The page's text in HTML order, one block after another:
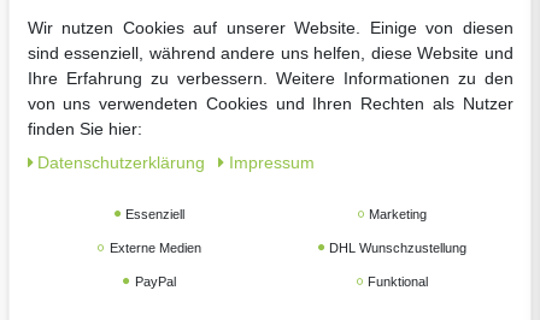
Wir nutzen Cookies auf unserer Website. Einige von diesen
sind essenziell, während andere uns helfen, diese Website und
Ihre Erfahrung zu verbessern. Weitere Informationen zu den
von uns verwendeten Cookies und Ihren Rechten als Nutzer
finden Sie hier:
Daten­schutz­erklärung
Impressum
Essenziell Marketing
Externe Medien DHL Wunschzustellung
PayPal Funktional